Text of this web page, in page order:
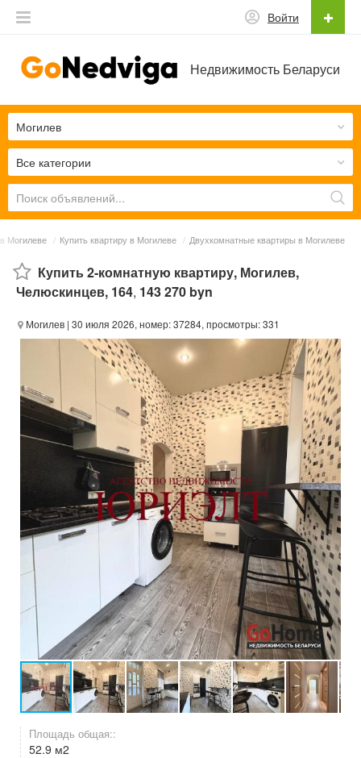
Недвижимость Беларуси
Войти
Все категории
Могилев
Могилеве / Купить квартиру в Могилеве / Двухкомнатные квартиры в Могилеве
Купить 2-комнатную квартиру, Могилев,
Челюскинцев, 164, 143 270 byn
Могилев | 30 июля 2026, номер: 37284, просмотры: 331
Площадь общая::
52.9 м2